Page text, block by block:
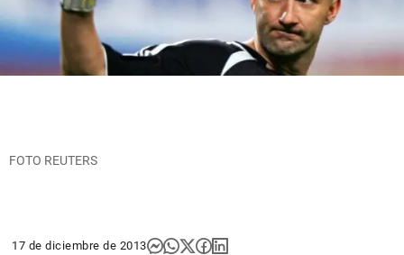
FOTO REUTERS
17 de diciembre de 2013